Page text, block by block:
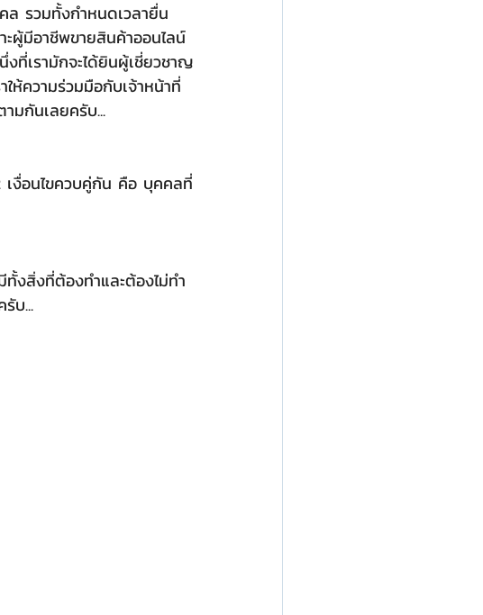
รวมทั้งกำหนดเวลายื่น
ผู้มีอาชีพขายสินค้าออนไลน์
ที่เรามักจะได้ยินผู้เชี่ยวชาญ
ห้ความร่วมมือกับเจ้าหน้าที่
มกันเลยครับ...
เงื่อนไขควบคู่กัน คือ บุคคลที่
งสิ่งที่ต้องทำและต้องไม่ทำ
บ...